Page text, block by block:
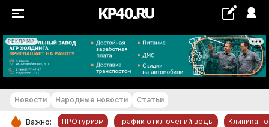
РЕКЛАМА
+18...+19 °С
Новости Народные новости Статьи
Важно: ПРОтуризм График отключений воды Клиника